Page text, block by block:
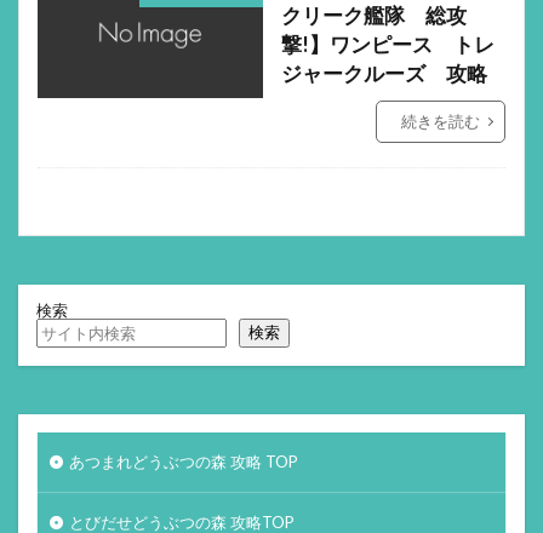
クリーク艦隊 総攻
撃!】ワンピース トレ
ジャークルーズ 攻略
続きを読む
検索
検索
あつまれどうぶつの森 攻略 TOP
とびだせどうぶつの森 攻略TOP